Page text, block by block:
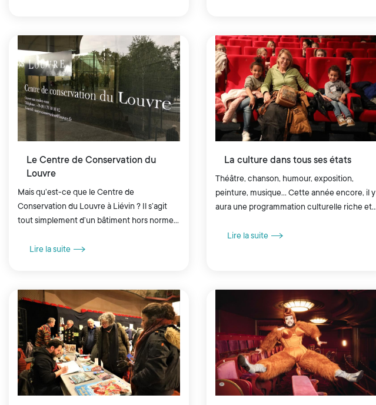
Le Centre de Conservation du
Louvre
Mais qu’est-ce que le Centre de
Conservation du Louvre à Liévin ? Il s’agit
tout simplement d’un bâtiment hors norme
parisien. Rien que ça.
Lire la suite
La culture dans tous ses états
Théâtre, chanson, humour, exposition,
peinture, musique… Cette année encore, il y
aura une programmation culturelle riche et
public, retrouvera toute sa place...
Lire la suite